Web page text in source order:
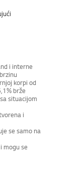
i interne
korpi od
brže
situacijom
i
se samo na
mogu se